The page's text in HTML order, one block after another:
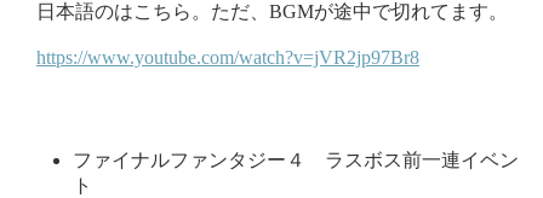
日本語のはこちら。ただ、BGMが途中で切れてます。
https://www.youtube.com/watch?v=jVR2jp97Br8
ファイナルファンタジー４ ラスボス前一連イベン
ト